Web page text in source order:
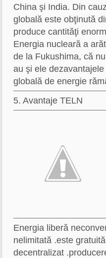
China şi India. Din
globală este obţinută
produce cantităţi
Energia nucleară a
de la Fukushima, că
au şi ele
globală de energie
5. Avantaje TELN
Energia liberă
nelimitată .este
decentralizat